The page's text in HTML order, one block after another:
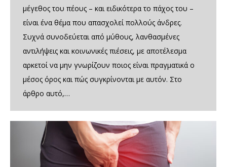
μέγεθος του πέους – και ειδικότερα το πάχος του –
είναι ένα θέμα που απασχολεί πολλούς άνδρες.
Συχνά συνοδεύεται από μύθους, λανθασμένες
αντιλήψεις και κοινωνικές πιέσεις, με αποτέλεσμα
αρκετοί να μην γνωρίζουν ποιος είναι πραγματικά ο
μέσος όρος και πώς συγκρίνονται με αυτόν. Στο
άρθρο αυτό,…